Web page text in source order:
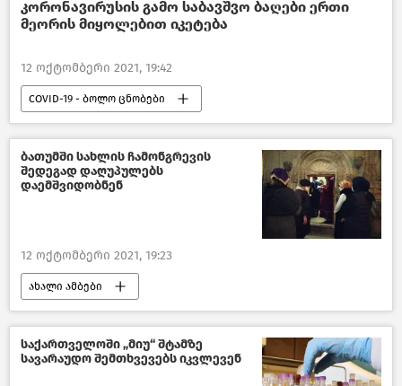
კორონავირუსის გამო საბავშვო ბაღები ერთი
მეორის მიყოლებით იკეტება
12 ოქტომბერი 2021, 19:42
COVID-19 - ბოლო ცნობები
საზოგადოება ახალი ამბები
COVID-19
ბათუმში სახლის ჩამონგრევის
შედეგად დაღუპულებს
დაემშვიდობნენ
12 ოქტომბერი 2021, 19:23
ახალი ამბები
შემთხვევები საქართველოში
საქართველოში „მიუ“ შტამზე
სავარაუდო შემთხვევებს იკვლევენ